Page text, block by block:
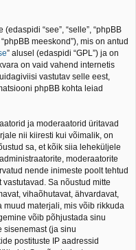
“see”, “selle”, “phpBB
meeskond”), mis on antud
” alusel (edaspidi “GPL”) ja on
on vaid vahend internetis
vastutav selle eest,
phpBB kohta leiad
ja moderaatorid üritavad
nii kiiresti kui võimalik, on
sa, et kõik siia leheküljele
moderaatorite
nende inimeste poolt tehtud
Sa nõustud mitte
vihaõhutavat, ähvardavat,
materjali, mis võib rikkuda
võib põhjustada sinu
(ja sinu
postituste IP aadressid